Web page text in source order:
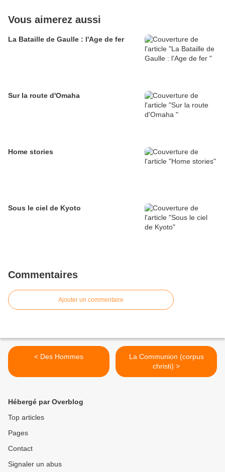
Vous aimerez aussi
La Bataille de Gaulle : l'Age de fer
Sur la route d'Omaha
Home stories
Sous le ciel de Kyoto
Commentaires
Ajouter un commentaire
< Des Hommes
La Communion (corpus
christi) >
Hébergé par Overblog
Top articles
Pages
Contact
Signaler un abus